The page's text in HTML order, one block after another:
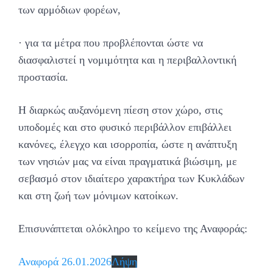
των αρμόδιων φορέων,
· για τα μέτρα που προβλέπονται ώστε να
διασφαλιστεί η νομιμότητα και η περιβαλλοντική
προστασία.
Η διαρκώς αυξανόμενη πίεση στον χώρο, στις
υποδομές και στο φυσικό περιβάλλον επιβάλλει
κανόνες, έλεγχο και ισορροπία, ώστε η ανάπτυξη
των νησιών μας να είναι πραγματικά βιώσιμη, με
σεβασμό στον ιδιαίτερο χαρακτήρα των Κυκλάδων
και στη ζωή των μόνιμων κατοίκων.
Επισυνάπτεται ολόκληρο το κείμενο της Αναφοράς:
Αναφορά 26.01.2026Λήψη